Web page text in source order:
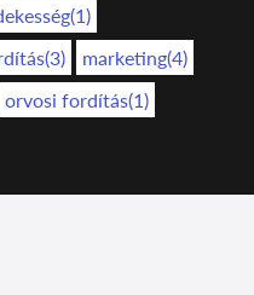
marketing(4)
orvosi fordítás(1)